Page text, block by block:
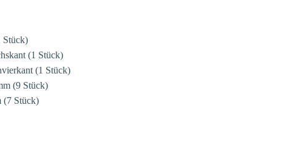
Stück)
(1 Stück)
(1 Stück)
(9 Stück)
(7 Stück)